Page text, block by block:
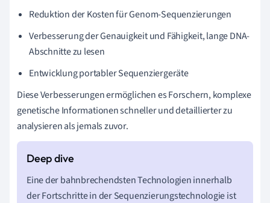
Reduktion der Kosten für Genom-Sequenzierungen
Verbesserung der Genauigkeit und Fähigkeit, lange DNA-
Abschnitte zu lesen
Entwicklung portabler Sequenziergeräte
Diese Verbesserungen ermöglichen es Forschern, komplexe
genetische Informationen schneller und detaillierter zu
analysieren als jemals zuvor.
Eine der bahnbrechendsten Technologien innerhalb
der Fortschritte in der Sequenzierungstechnologie ist